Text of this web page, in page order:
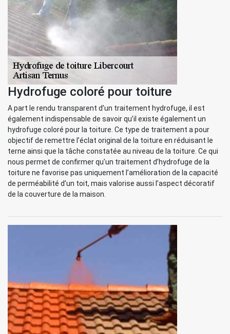
Hydrofuge coloré pour toiture
A part le rendu transparent d’un traitement hydrofuge, il est
également indispensable de savoir qu’il existe également un
hydrofuge coloré pour la toiture. Ce type de traitement a pour
objectif de remettre l’éclat original de la toiture en réduisant le
terne ainsi que la tâche constatée au niveau de la toiture. Ce qui
nous permet de confirmer qu’un traitement d’hydrofuge de la
toiture ne favorise pas uniquement l’amélioration de la capacité
de perméabilité d’un toit, mais valorise aussi l’aspect décoratif
de la couverture de la maison.